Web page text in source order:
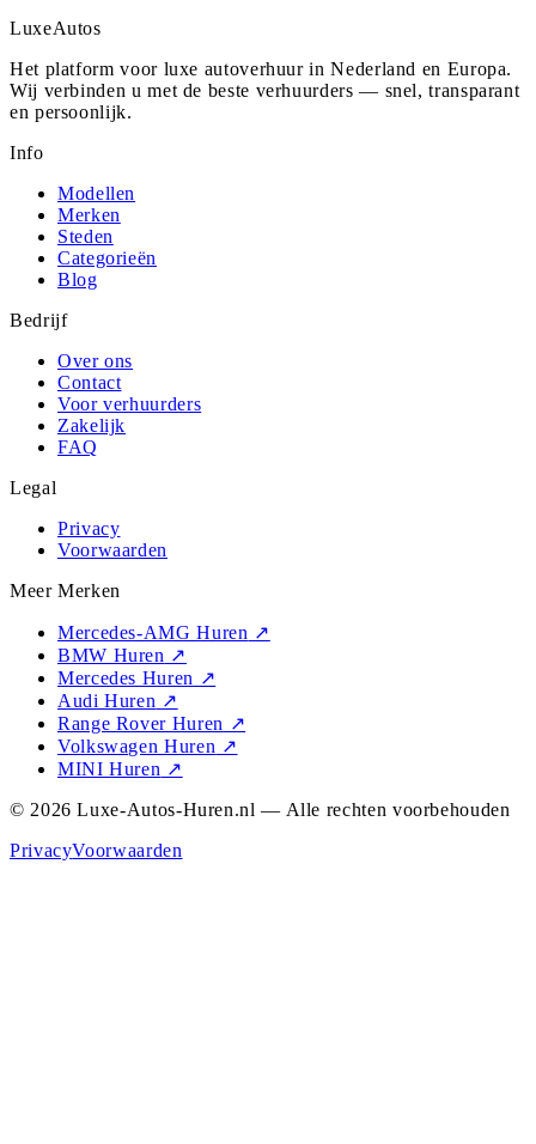
LuxeAutos
Het platform voor luxe autoverhuur in Nederland en Europa.
Wij verbinden u met de beste verhuurders — snel, transparant
en persoonlijk.
Info
Modellen
Merken
Steden
Categorieën
Blog
Bedrijf
Over ons
Contact
Voor verhuurders
Zakelijk
FAQ
Legal
Privacy
Voorwaarden
Meer Merken
Mercedes-AMG Huren ↗
BMW Huren ↗
Mercedes Huren ↗
Audi Huren ↗
Range Rover Huren ↗
Volkswagen Huren ↗
MINI Huren ↗
© 2026 Luxe-Autos-Huren.nl — Alle rechten voorbehouden
PrivacyVoorwaarden